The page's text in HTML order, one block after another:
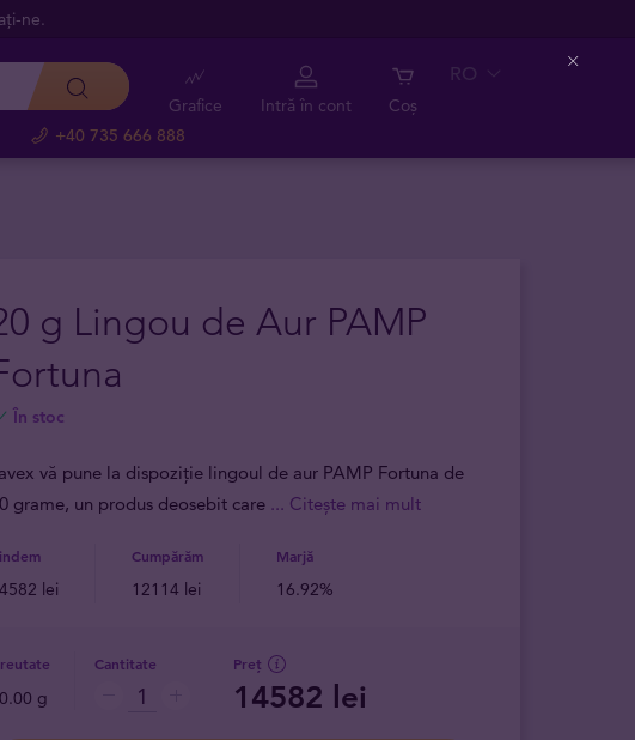
ne.
+40 735 666 888
Grafice Intră în cont Coș
RO
g Lingou de Aur PAMP
În stoc
vă pune la dispoziție lingoul de aur PAMP Fortuna de
grame, un produs deosebit care ... Citește mai mult
Cumpărăm Marjă
lei 12114 lei 16.92%
g
Cantitate Preț
14582 lei
Close